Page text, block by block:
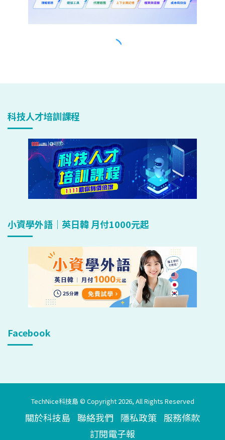
科技人才培訓課程
小資學外語｜英日韓 月付1000元起
Facebook
TechNice科技島 © Copyright 2026, All Rights Reserved
關於科技島 聯絡我們 隱私政策 服務條款
訂閱電子報